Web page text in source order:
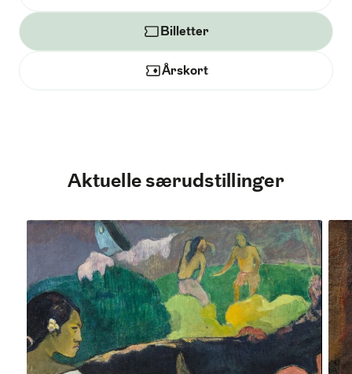
Billetter
Årskort
Aktuelle særudstillinger